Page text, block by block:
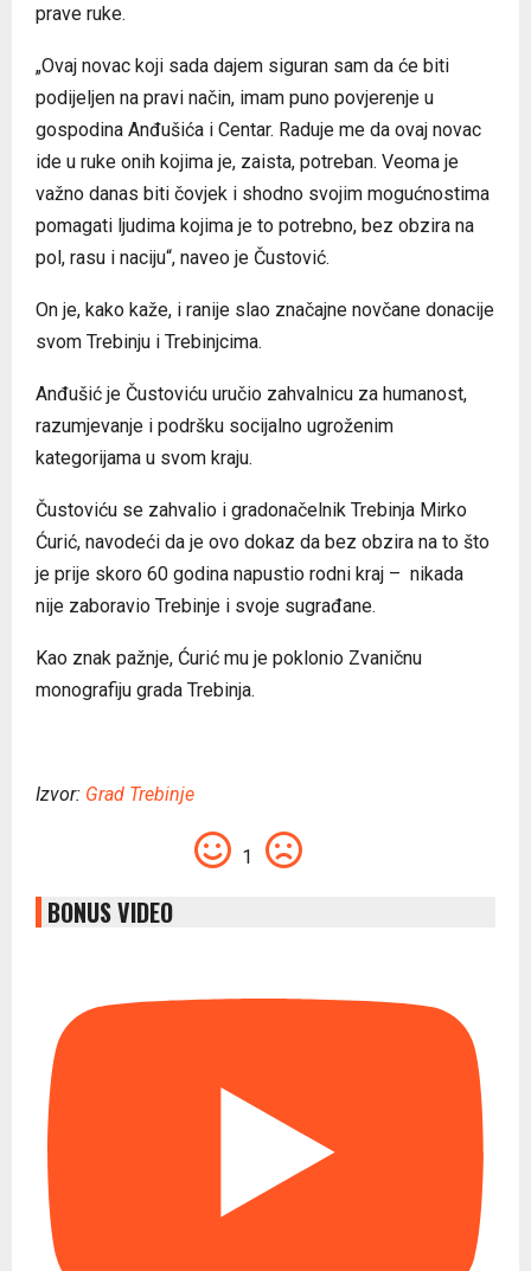
prave ruke.
„Ovaj novac koji sada dajem siguran sam da će biti
podijeljen na pravi način, imam puno povjerenje u
gospodina Anđušića i Centar. Raduje me da ovaj novac
ide u ruke onih kojima je, zaista, potreban. Veoma je
važno danas biti čovjek i shodno svojim mogućnostima
pomagati ljudima kojima je to potrebno, bez obzira na
pol, rasu i naciju“, naveo je Čustović.
On je, kako kaže, i ranije slao značajne novčane donacije
svom Trebinju i Trebinjcima.
Anđušić je Čustoviću uručio zahvalnicu za humanost,
razumjevanje i podršku socijalno ugroženim
kategorijama u svom kraju.
Čustoviću se zahvalio i gradonačelnik Trebinja Mirko
Ćurić, navodeći da je ovo dokaz da bez obzira na to što
je prije skoro 60 godina napustio rodni kraj – nikada
nije zaboravio Trebinje i svoje sugrađane.
Kao znak pažnje, Ćurić mu je poklonio Zvaničnu
monografiju grada Trebinja.
Izvor: Grad Trebinje
1
BONUS VIDEO